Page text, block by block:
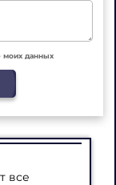
моих данных
все